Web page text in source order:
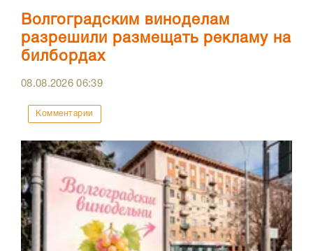
Волгоградским виноделам
разрешили размещать рекламу на
билбордах
08.08.202606:39
Комментарии